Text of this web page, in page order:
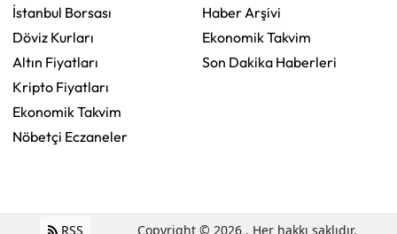
İstanbul Borsası
Döviz Kurları
Altın Fiyatları
Kripto Fiyatları
Ekonomik Takvim
Nöbetçi Eczaneler
Haber Arşivi
Ekonomik Takvim
Son Dakika Haberleri
RSS Copyright © 2026 . Her hakkı saklıdır.